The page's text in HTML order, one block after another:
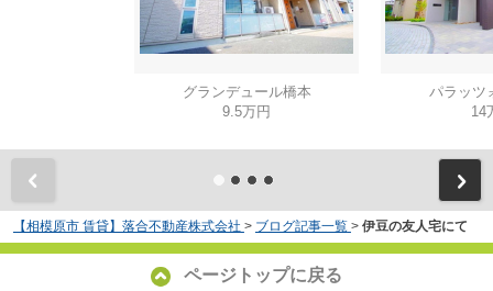
グランデュール橋本
9.5万円
パラッツ
14
【相模原市 賃貸】落合不動産株式会社 > ブログ記事一覧 > 伊豆の友人宅にて
ページトップに戻る